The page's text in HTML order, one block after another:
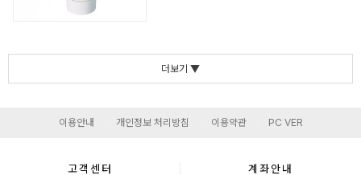
더보기 ▼
이용안내 개인정보 처리방침 이용약관 PC VER
고객센터 계좌안내